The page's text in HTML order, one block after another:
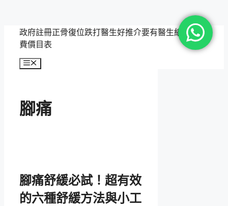
政府註冊正骨復位跌打醫生好推介要有醫生紙，附收
費價目表
選
腳痛
腳痛舒緩必試！超有效
的六種舒緩方法與小工